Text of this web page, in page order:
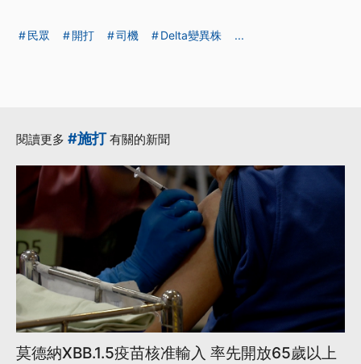
民眾 開打 司機 Delta變異株 ...
閱讀更多 #施打 有關的新聞
莫德納XBB.1.5疫苗核准輸入 率先開放65歲以上